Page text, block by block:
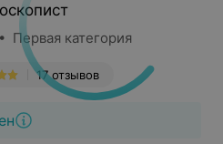
Первая категория
17 отзывов